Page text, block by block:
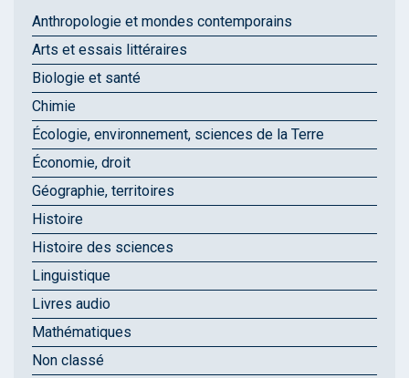
Anthropologie et mondes contemporains
Arts et essais littéraires
Biologie et santé
Chimie
Écologie, environnement, sciences de la Terre
Économie, droit
Géographie, territoires
Histoire
Histoire des sciences
Linguistique
Livres audio
Mathématiques
Non classé